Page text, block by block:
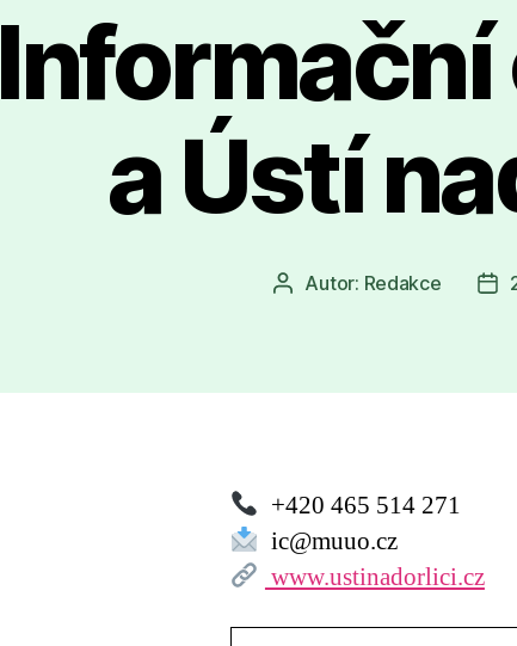
a Ústí
AutorAutor: Redakce
+420 465 514 271
ic@muuo.cz
www.ustinadorlici.cz